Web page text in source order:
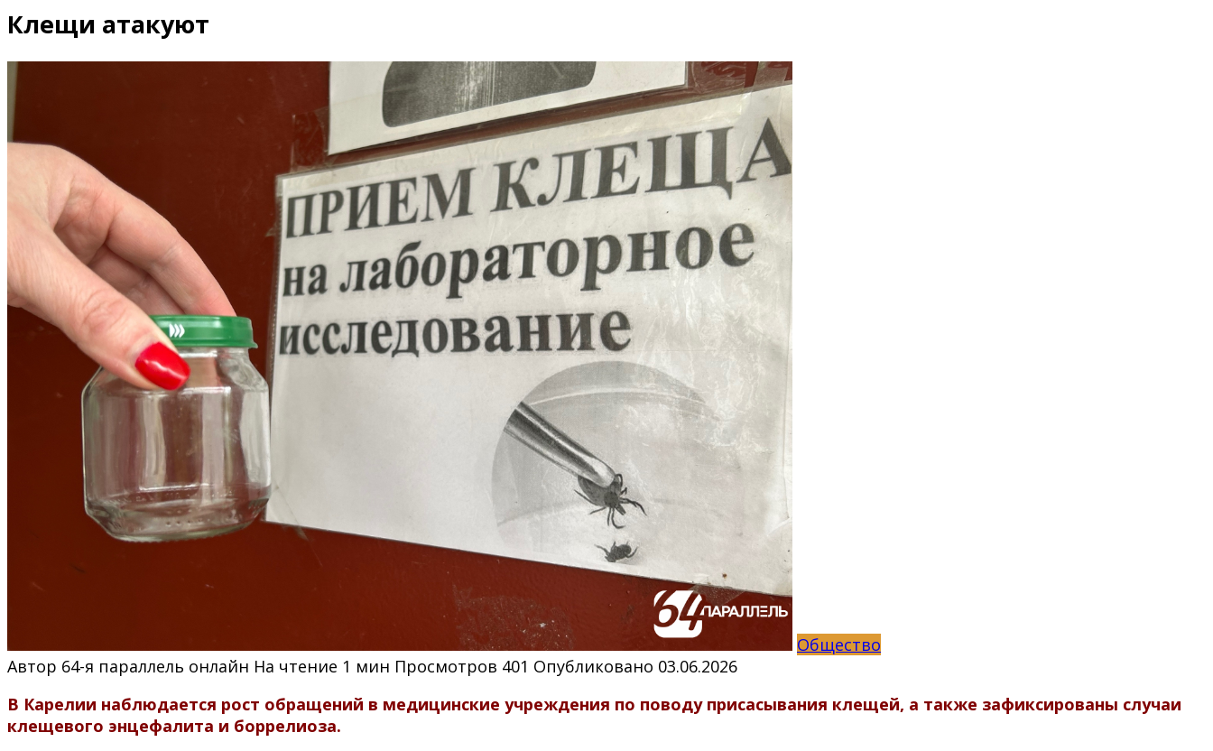
Клещи атакуют
Общество
Автор 64-я параллель онлайн На чтение 1 мин Просмотров 401 Опубликовано 03.06.2026
В Карелии наблюдается рост обращений в медицинские учреждения по поводу присасывания клещей, а также зафиксированы случаи
клещевого энцефалита и боррелиоза.